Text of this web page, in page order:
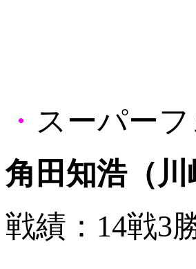
・ スーパー
角田知浩（川
戦績：14戦3